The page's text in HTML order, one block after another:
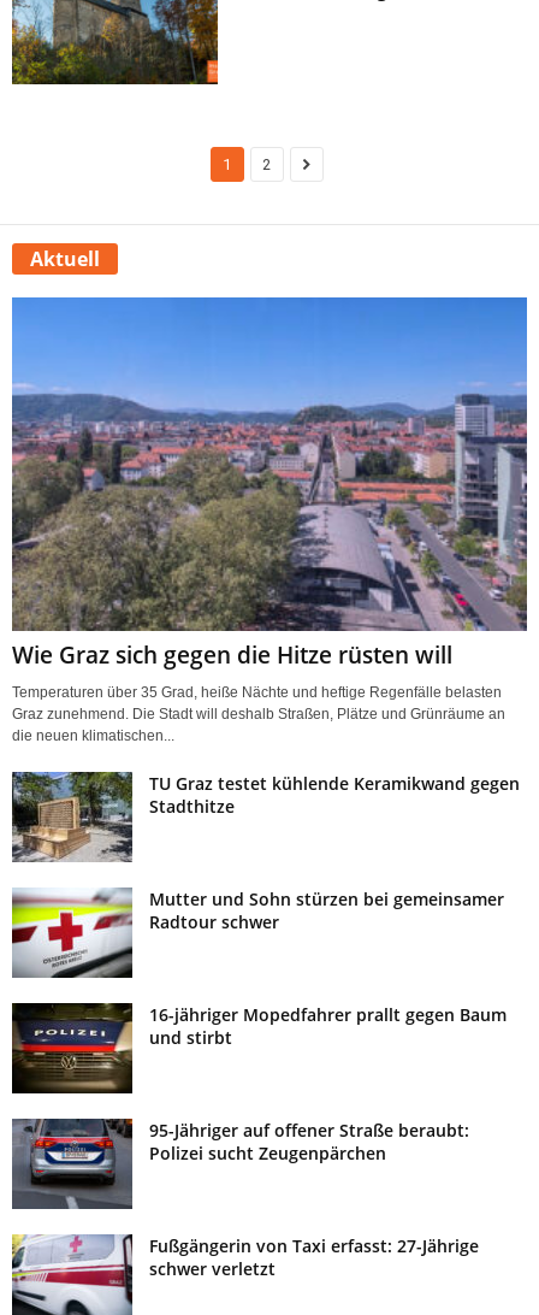
1 2
Aktuell
Wie Graz sich gegen die Hitze rüsten will
Temperaturen über 35 Grad, heiße Nächte und heftige Regenfälle belasten
Graz zunehmend. Die Stadt will deshalb Straßen, Plätze und Grünräume an
die neuen klimatischen...
TU Graz testet kühlende Keramikwand gegen
Stadthitze
Mutter und Sohn stürzen bei gemeinsamer
Radtour schwer
16-jähriger Mopedfahrer prallt gegen Baum
und stirbt
95-Jähriger auf offener Straße beraubt:
Polizei sucht Zeugenpärchen
Fußgängerin von Taxi erfasst: 27-Jährige
schwer verletzt